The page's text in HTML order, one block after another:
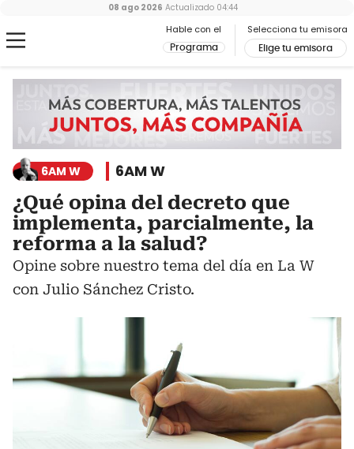
Hable con el
Programa
Selecciona tu emisora
Elige tu emisora
08 ago 2026 Actualizado 04:44
6AM W 6AM W
¿Qué opina del decreto que
implementa, parcialmente, la
reforma a la salud?
Opine sobre nuestro tema del día en La W
con Julio Sánchez Cristo.